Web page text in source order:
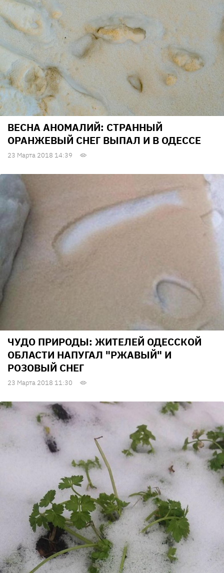
ВЕСНА АНОМАЛИЙ: СТРАННЫЙ
ОРАНЖЕВЫЙ СНЕГ ВЫПАЛ И В ОДЕССЕ
23 Марта 2018 14:39
ЧУДО ПРИРОДЫ: ЖИТЕЛЕЙ ОДЕССКОЙ
ОБЛАСТИ НАПУГАЛ "РЖАВЫЙ" И
РОЗОВЫЙ СНЕГ
23 Марта 2018 11:30